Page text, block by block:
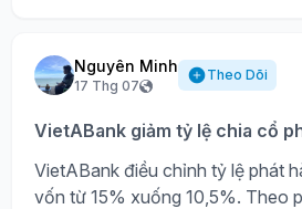
Nguyên Minh
17 Thg 07
Theo Dõi
VietABank giảm tỷ lệ chia cổ
VietABank điều chỉnh tỷ lệ phát
vốn từ 15% xuống 10,5%. Theo